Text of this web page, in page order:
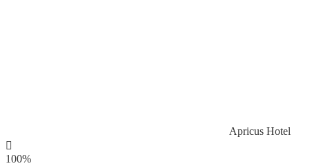
Apricus Hotel
100%